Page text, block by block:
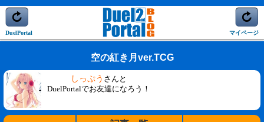
DuelPortal マイページ
空の紅き月ver.TCG
しっぷう さんと
DuelPortalでお友達になろう！